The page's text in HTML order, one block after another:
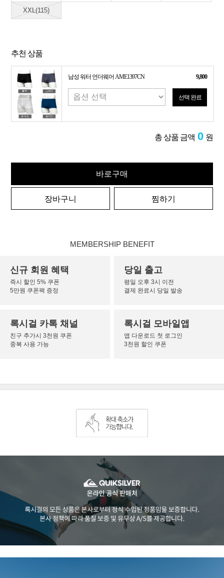
XXL(115)
추천 상품
남성 워터 언더웨어 AME1397CN 9,800
선택 완료
총 상품 금액 0 원
바로구매
장바구니 찜하기
MEMBERSHIP BENEFIT
신규 회원 혜택
즉시 할인 5% 쿠폰
5만원 쿠폰팩 증정
당일 출고
평일 오후 3시 이전
결제 완료시 당일 발송
록시걸 카톡 채널
친구 추가시 3천원 쿠폰
중복 사용 가능
록시걸 모바일앱
앱 다운로드 첫 로그인
3천원 할인 쿠폰